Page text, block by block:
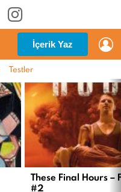
İçerik Yaz
Testler
These Final Hours –
#2